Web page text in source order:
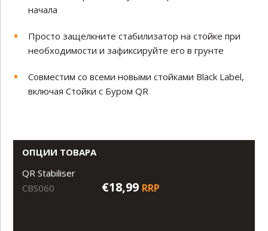
начала
Просто защелкните стабилизатор на стойке при
необходимости и зафиксируйте его в грунте
Совместим со всеми новыми стойками Black Label,
включая Стойки с Буром QR
ОПЦИИ ТОВАРА
QR Stabiliser
CBS060
€18,99 RRP